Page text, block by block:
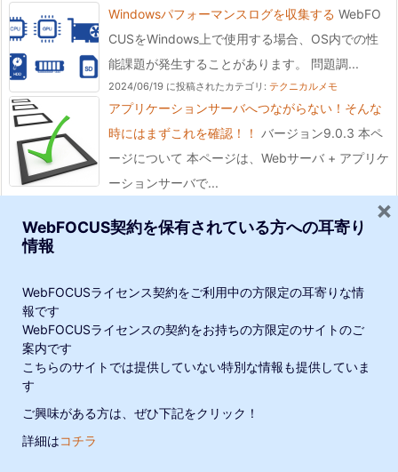
Windowsパフォーマンスログを収集する WebFO
CUSをWindows上で使用する場合、OS内での性
能課題が発生することがあります。 問題調...
2024/06/19 に投稿されたカテゴリ: テクニカルメモ
アプリケーションサーバへつながらない！そんな
時にはまずこれを確認！！ バージョン9.0.3 本ペ
ージについて 本ページは、Webサーバ + アプリケ
ーションサーバで...
システム日付や時間の変数（カスタム日付フォー
スタム日付フォーマ...
2023/06/29 に投稿された カテゴリ:テクニカルメモ
フォーマット‐ラベル‐横軸詳細オプション：X軸に
隔の指定ができ...
2021/01/01 に投稿された
ホーム
当サイトでは、利便性向上や閲覧の追跡のために、Google・他連携サー
ビスによりCookieが使用されています。サイトの閲覧を続けた場合、
WebFOCUS契約を保有されている方への耳寄り
情報
WebFOCUSライセンス契約をご利用中の方限定の耳寄りな情
報です
WebFOCUSライセンスの契約をお持ちの方限定のサイトのご
案内です
こちらのサイトでは提供していない特別な情報も提供していま
す
ご興味がある方は、ぜひ下記をクリック！
詳細はコチラ
×